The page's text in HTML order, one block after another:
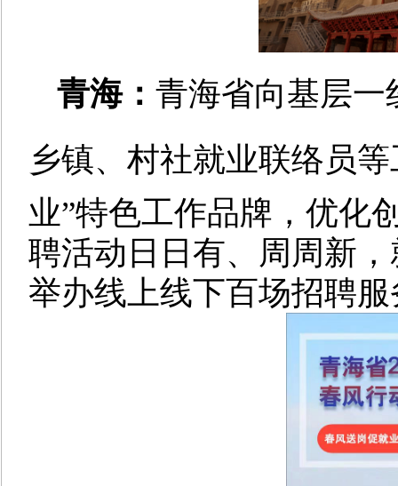
青海： 青海省向基层一
乡镇、村社就业联络员
业”特色工作品牌，优化
聘活动日日有、周周新
举办线上线下百场招聘